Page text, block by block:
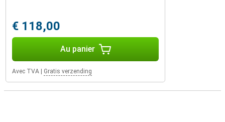
€ 118,00
Au panier
Avec TVA Gratis verzending